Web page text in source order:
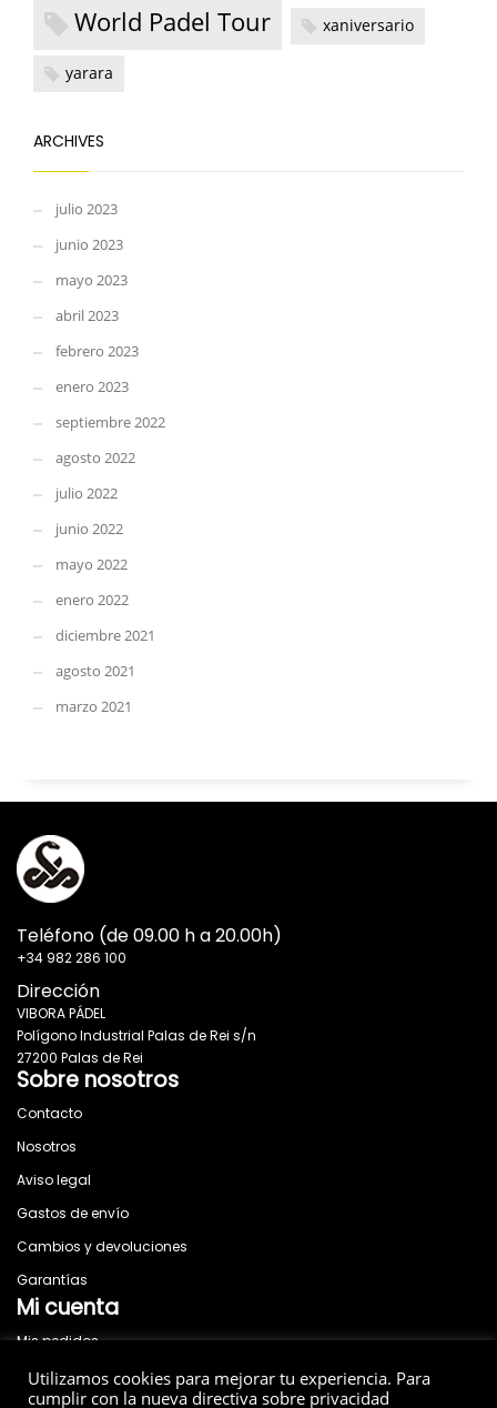
World Padel Tour xaniversario
yarara
ARCHIVES
julio 2023
junio 2023
mayo 2023
abril 2023
febrero 2023
enero 2023
septiembre 2022
agosto 2022
julio 2022
junio 2022
mayo 2022
enero 2022
diciembre 2021
agosto 2021
marzo 2021
Teléfono (de 09.00 h a 20.00h)
+34 982 286 100
Dirección
VIBORA PÁDEL
Polígono Industrial Palas de Rei s/n
27200 Palas de Rei
Sobre nosotros
Contacto
Nosotros
Aviso legal
Gastos de envío
Cambios y devoluciones
Garantías
Mi cuenta
Mis pedidos
News
Social
Utilizamos cookies para mejorar tu experiencia. Para
cumplir con la nueva directiva sobre privacidad